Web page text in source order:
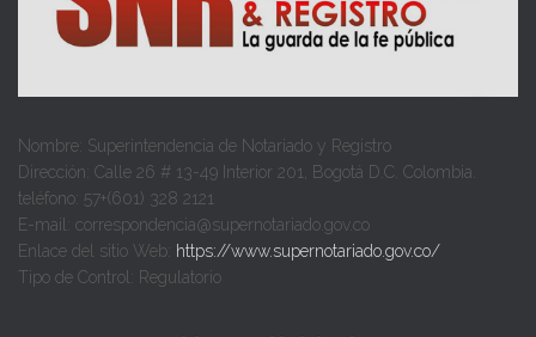
Nombre: Superintendencia de Notariado y Registro
Dirección: Calle 26 # 13-49 Interior 201, Bogotá D.C. Colombia.
teléfono: 57+(601) 328 2121
E-mail: correspondencia@supernotariado.gov.co
Enlace del sitio Web: https://www.supernotariado.gov.co/
Tipo de Control: Regulatorio